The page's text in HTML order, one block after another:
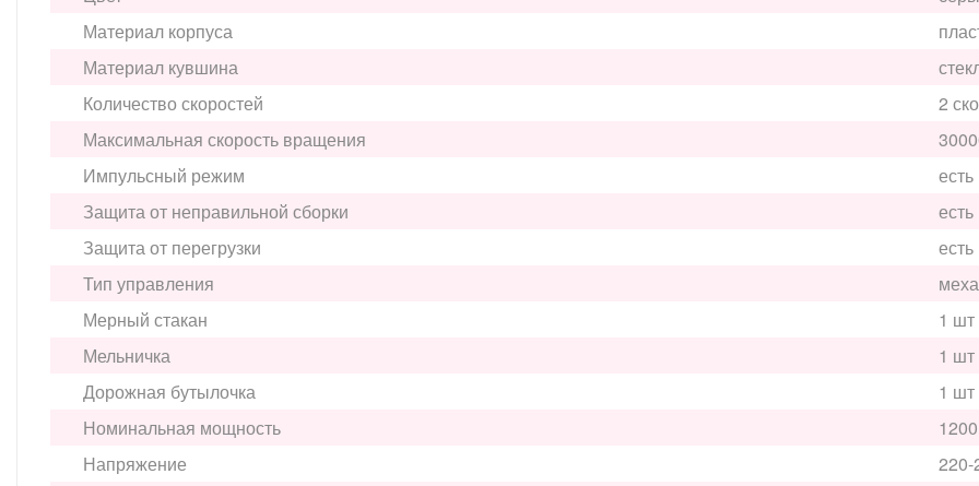
Материал корпуса
Материал кувшина
Количество скоростей
2
Максимальная скорость вращения
Импульсный режим
есть
Защита от неправильной сборки
есть
Защита от перегрузки
есть
Тип управления
Мерный стакан
1 шт
Мельничка
1 шт
Дорожная бутылочка
1 шт
Номинальная мощность
Напряжение